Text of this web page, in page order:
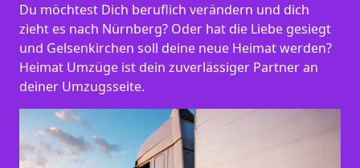
Du möchtest Dich beruflich verändern und dich
zieht es nach Nürnberg? Oder hat die Liebe gesiegt
und Gelsenkirchen soll deine neue Heimat werden?
Heimat Umzüge ist dein zuverlässiger Partner an
deiner Umzugsseite.